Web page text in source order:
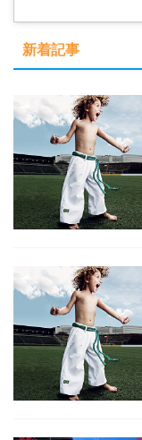
新着記事